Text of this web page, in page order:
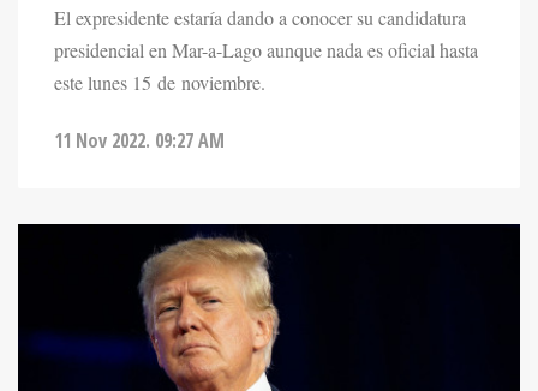
El expresidente estaría dando a conocer su candidatura
presidencial en Mar-a-Lago aunque nada es oficial hasta
este lunes 15 de noviembre.
11 Nov 2022. 09:27 AM